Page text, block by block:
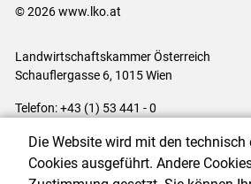
© 2026 www.lko.at
Landwirtschaftskammer Österreich
Schauflergasse 6, 1015 Wien
Telefon:+43 (1) 53 441 - 0
Impressum|Kontakt|Login für Berater|
Barrierefreiheit
Cookie-Einstellungen
Die Website wird mit den technisch
Cookies ausgeführt. Andere